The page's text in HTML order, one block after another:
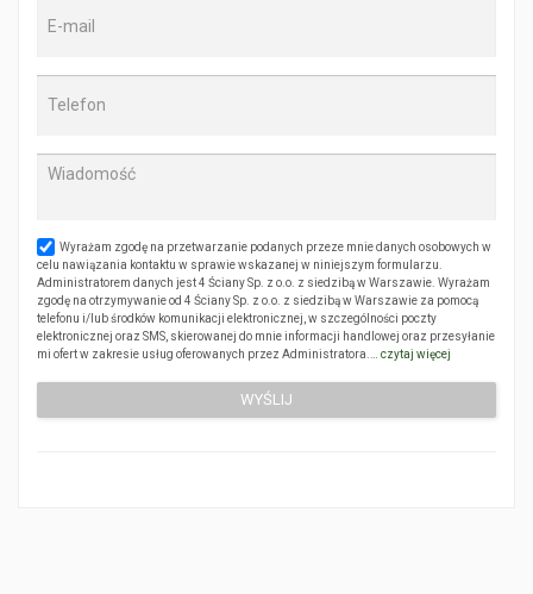
Wyrażam zgodę na przetwarzanie podanych przeze mnie danych osobowych w
celu nawiązania kontaktu w sprawie wskazanej w niniejszym formularzu.
Administratorem danych jest 4 Ściany Sp. z o.o. z siedzibą w Warszawie. Wyrażam
zgodę na otrzymywanie od 4 Ściany Sp. z o.o. z siedzibą w Warszawie za pomocą
telefonu i/lub środków komunikacji elektronicznej, w szczególności poczty
elektronicznej oraz SMS, skierowanej do mnie informacji handlowej oraz przesyłanie
mi ofert w zakresie usług oferowanych przez Administratora.… czytaj więcej